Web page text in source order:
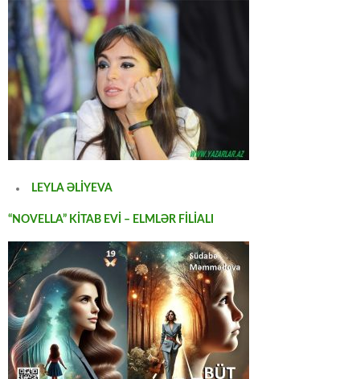
LEYLA ƏLİYEVA
“NOVELLA” KİTAB EVİ – ELMLƏR FİLİALI